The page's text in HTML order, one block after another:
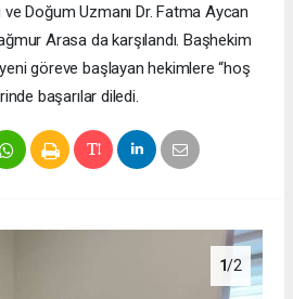
ve Doğum Uzmanı Dr. Fatma Aycan
Arasa da karşılandı. Başhekim
göreve başlayan hekimlere “hoş
başarılar diledi.
1/2